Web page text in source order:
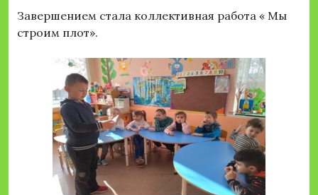
Завершением стала коллективная работа « Мы
строим плот».